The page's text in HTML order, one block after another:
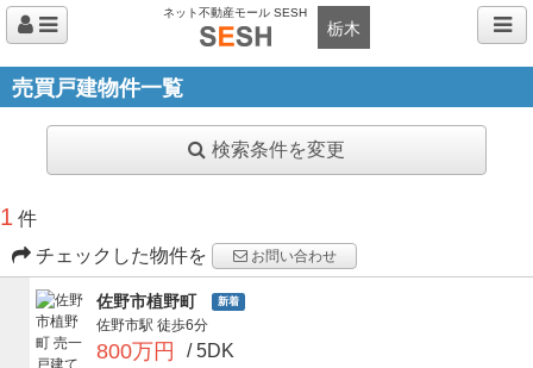
ネット不動産モール SESH
栃木
売買戸建物件一覧
検索条件を変更
1 件
チェックした物件を
お問い合わせ
佐野市植野町 新着
佐野市駅 徒歩6分
800万円 / 5DK